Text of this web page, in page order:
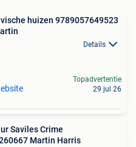
huizen 9789057649523
Details
Topadvertentie
29 jul 26
Saviles Crime
Martin Harris